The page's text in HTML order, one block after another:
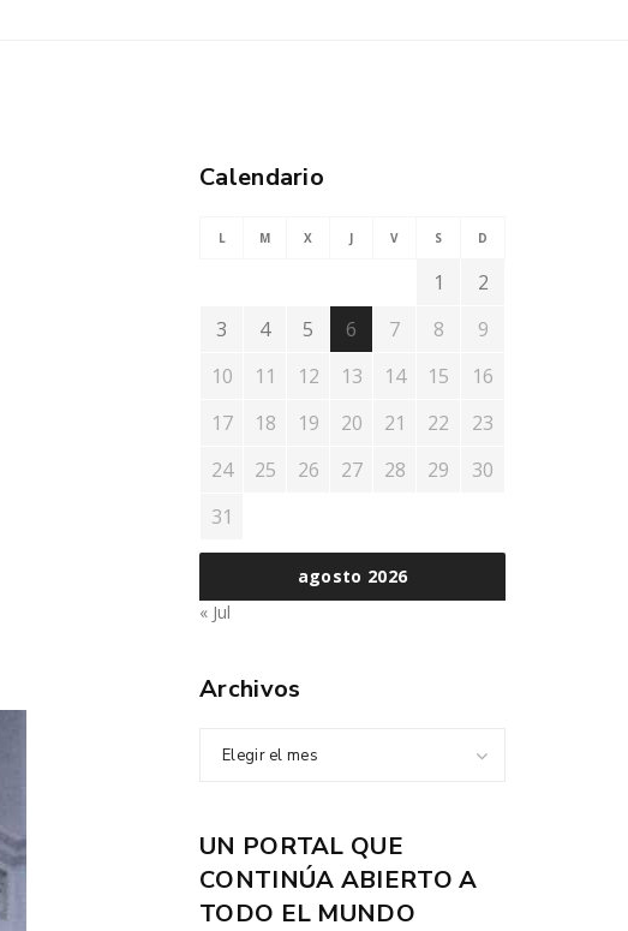
Calendario
agosto 2026
L M X J V S D
1
2
3
4 5 6 7 8
9
10
11 12 13 14 15
16
17
18 19 20 21 22
23
24
25 26 27 28 29
30
31
« Jul
Archivos
Elegir el mes
UN PORTAL QUE
CONTINÚA ABIERTO A
TODO EL MUNDO